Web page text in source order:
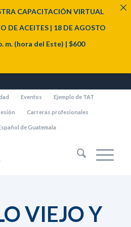
Eventos Ejemplo de TAT
Carreras profesionales
de Guatemala
VIEJO Y
CAPACITACIÓN VIRTUAL
DE ACEITES | 18 DE AGOSTO
m. (hora del Este) | $600